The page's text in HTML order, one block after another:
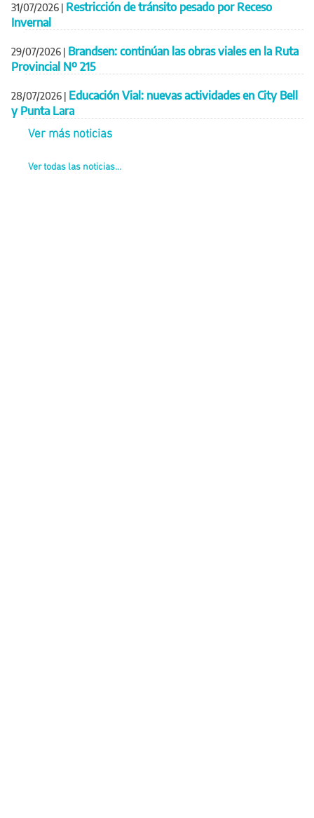
31/07/2026 | Restricción de tránsito pesado por Receso
Invernal
29/07/2026 | Brandsen: continúan las obras viales en la Ruta
Provincial Nº 215
28/07/2026 | Educación Vial: nuevas actividades en City Bell
y Punta Lara
Ver más noticias
Ver todas las noticias...